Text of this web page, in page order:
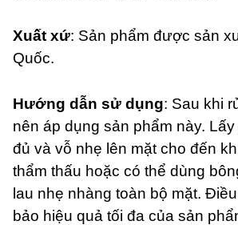
Xuất xứ: Sản phẩm được sản
Quốc.
Hướng dẫn sử dụng: Sau khi
nên áp dụng sản phẩm này.
đủ và vỗ nhẹ lên mặt cho đến
thẩm thấu hoặc có thể dùng
lau nhẹ nhàng toàn bộ mặt.
bảo hiệu quả tối đa của sản